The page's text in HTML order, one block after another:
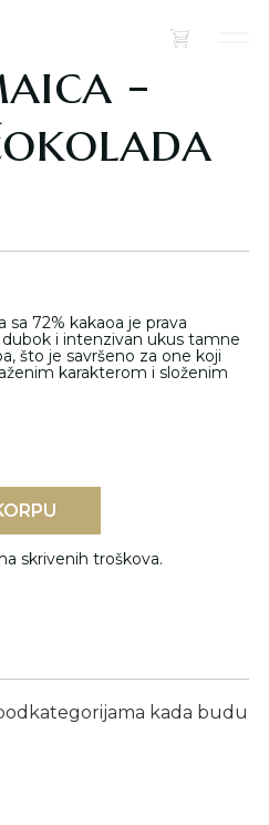
-
sa 72% kakaoa je prava
i intenzivan ukus tamne
što je savršeno za one koji
karakterom i složenim
skrivenih troškova.
kada budu